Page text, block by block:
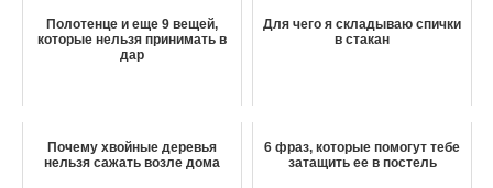
Полотенце и еще 9 вещей,
которые нельзя принимать в
дар
Для чего я складываю спички
в стакан
Почему хвойные деревья
нельзя сажать возле дома
6 фраз, которые помогут тебе
затащить ее в постель